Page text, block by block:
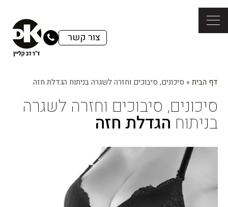
צור קשר
דף הבית » סיכונים, סיבוכים וחזרה לשגרה בניתוח הגדלת חזה
סיכונים, סיבוכים וחזרה לשגרה
בניתוח הגדלת חזה